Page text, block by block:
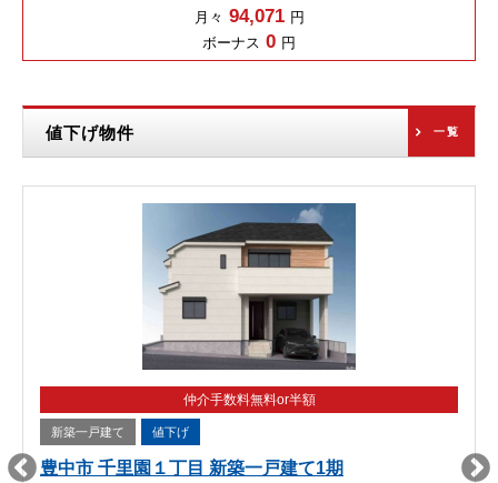
月々 94,071 円
ボーナス 0 円
値下げ物件 一覧
仲介手数料無料or半額
新築一戸建て 値下げ
豊中市 千里園１丁目 新築一戸建て1期